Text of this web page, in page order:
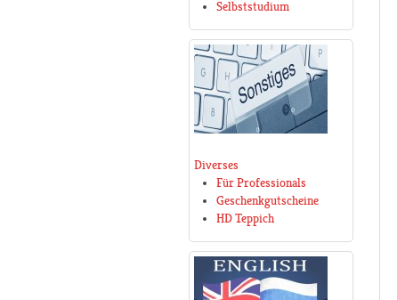
Selbststudium
Diverses
Für Professionals
Geschenkgutscheine
HD Teppich